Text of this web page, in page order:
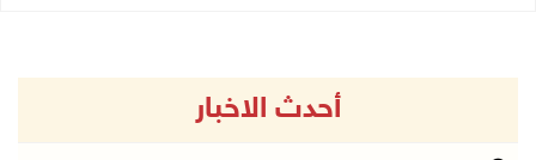
أحدث الاخبار